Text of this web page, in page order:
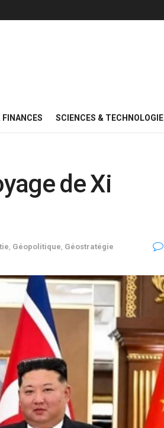
FINANCES SCIENCES & TECHNOLOGIE
de Xi
Géopolitique Géostratégie